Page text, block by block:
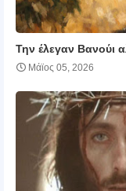
Την έλεγαν Βανούι
Μάϊος 05, 2026